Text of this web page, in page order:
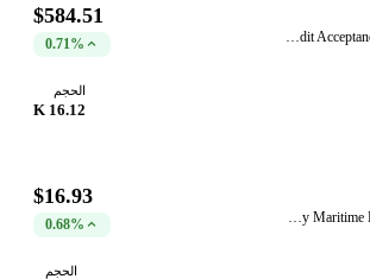
Credit Acceptance Corporation
$584.51
0.71%
الحجم
16.12 K
Seanergy Maritime Holdings Corp
$16.93
0.68%
الحجم